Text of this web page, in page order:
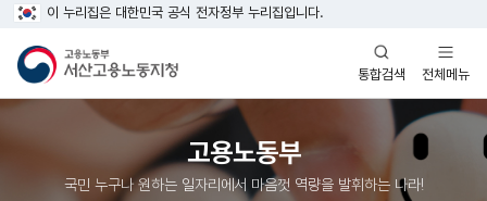
이 누리집은 대한민국 공식 전자정부 누리집입니다.
통합검색
열기
전체메뉴
열기
고용노동부
국민 누구나 원하는 일자리에서 마음껏 역량을 발휘하는 나라!